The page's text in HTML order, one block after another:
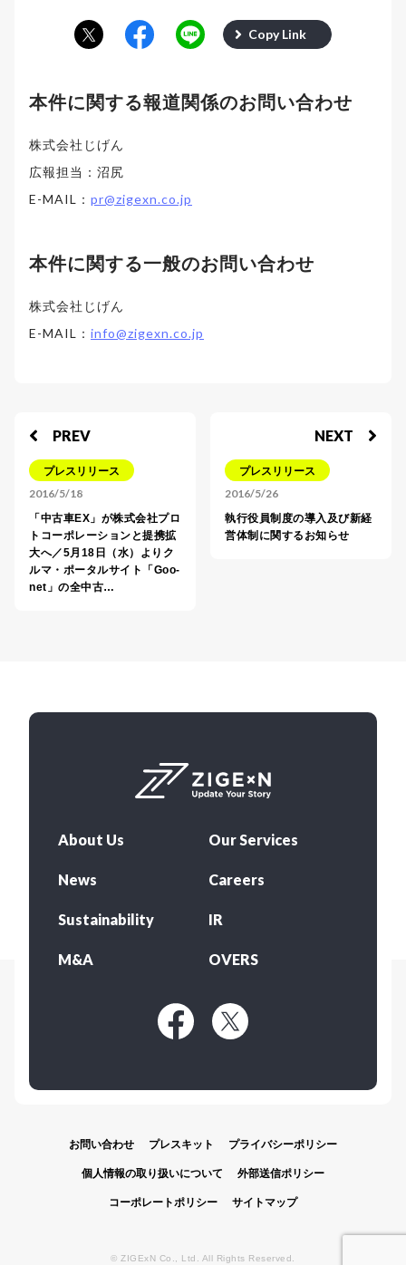
Copy Link
本件に関する報道関係のお問い合わせ
株式会社じげん
広報担当：沼尻
E-MAIL： pr@zigexn.co.jp
本件に関する一般のお問い合わせ
株式会社じげん
E-MAIL： info@zigexn.co.jp
PREV
プレスリリース
2016/5/18
「中古車EX」が株式会社プロ
トコーポレーションと提携拡
大へ／5月18日（水）よりク
ルマ・ポータルサイト「Goo-
net」の全中古…
NEXT
プレスリリース
2016/5/26
執行役員制度の導入及び新経
営体制に関するお知らせ
About Us Our Services
News Careers
Sustainability IR
M&A OVERS
お問い合わせ プレスキット プライバシーポリシー
個人情報の取り扱いについて 外部送信ポリシー
コーポレートポリシー サイトマップ
© ZIGExN Co., Ltd. All Rights Reserved.